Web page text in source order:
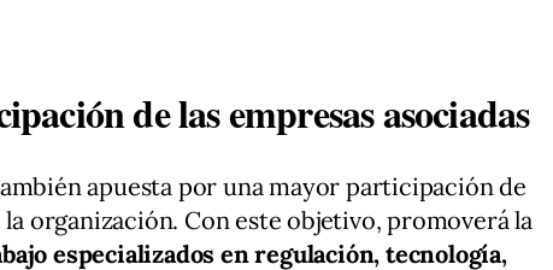
de las empresas asociadas
apuesta por una mayor participación de
la organización. Con este objetivo, promoverá la
especializados en regulación, tecnología,